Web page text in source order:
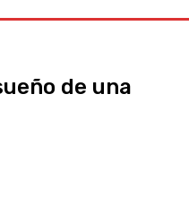
de una